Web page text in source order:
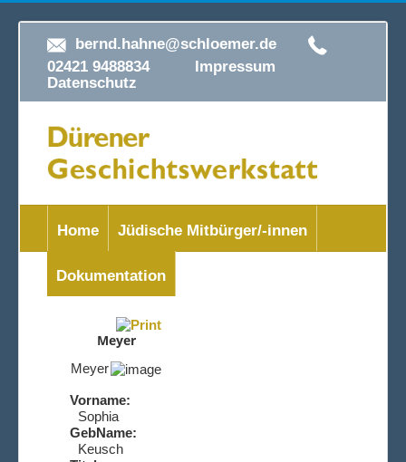
bernd.hahne@schloemer.de
02421 9488834 Impressum
Datenschutz
Home Jüdische Mitbürger/-innen
Dokumentation
Meyer
Meyer
Vorname:
Sophia
GebName:
Keusch